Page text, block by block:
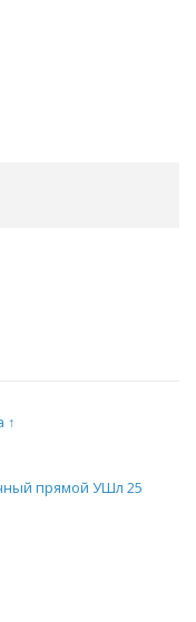
↑
прямой УШл 25